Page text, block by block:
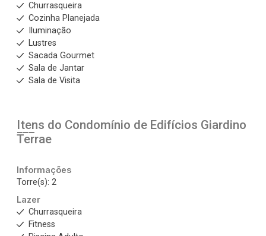
Churrasqueira
Cozinha Planejada
Iluminação
Lustres
Sacada Gourmet
Sala de Jantar
Sala de Visita
Itens do Condomínio de Edifícios Giardino
Terrae
Informações
Torre(s): 2
Lazer
Churrasqueira
Fitness